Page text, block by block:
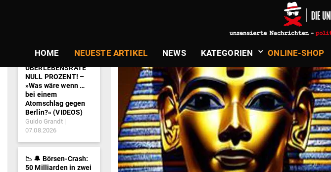
HOME NEUESTE ARTIKEL NEWS KATE­GORIEN ONLINE-SHOP
ÜBERLEBENSRATE
NULL PROZENT! –
»Was wäre wenn …
bei einem
Atomschlag gegen
Berlin?« (VIDEOS)
Guido Grandt
07.08.2026
📉 🔔 Börsen-Crash:
50 Milliarden in zwei